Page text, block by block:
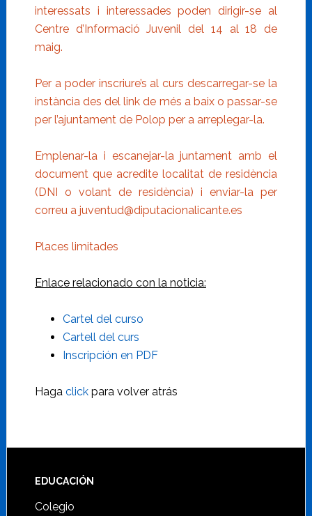
interessats i interessades poden dirigir-se al
Centre d’Informació Juvenil del 14 al 18 de
maig.
Per a poder inscriure’s al curs descarregar-se la
instància des del link de més a baix o passar-se
per l’ajuntament de Polop per a arreplegar-la.
Emplenar-la i escanejar-la juntament amb el
document que acredite localitat de residència
(DNI o volant de residència) i enviar-la per
correu a juventud@diputacionalicante.es
Places limitades
Enlace relacionado con la noticia:
Cartel del curso
Cartell del curs
Inscripción en PDF
Haga clickpara volver atrás
Footer
EDUCACIÓN
Colegio